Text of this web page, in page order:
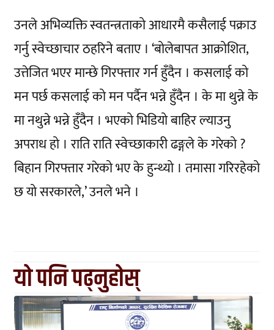
उनले अभिव्यक्ति स्वतन्त्रताको आधारमै कसैलाई पक्राउ
गर्नु स्वेच्छाचार ठहरिने बताए । ‘बोलेबापत आक्रोशित,
उत्तेजित भएर मान्छे गिरफ्तार गर्न हुँदैन । कसलाई को
मन पर्छ कसलाई को मन पर्दैन भन्ने हुँदैन । के मा थुन्ने के
मा नथुन्ने भन्ने हुँदैन । भएको भिडियो बाहिर ल्याउनु
अपराध हो । राति राति स्वेच्छाकारी ढङ्गले के गरेको ?
बिहान गिरफ्तार गरेको भए के हुन्थ्यो । तमासा गरिरहेको
छ यो सरकारले,’ उनले भने ।
यो पनि पढ्नुहोस्